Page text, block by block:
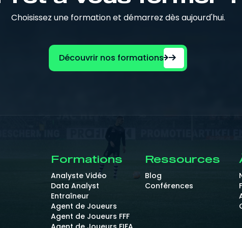
Choisissez une formation et démarrez dès aujourd'hui.
Découvrir nos formations
Formations
Analyste Vidéo
Data Analyst
Entraîneur
Agent de Joueurs
Agent de Joueurs FFF
Ressources
Blog
Conférences